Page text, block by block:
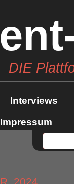
DIE
Interviews
Impressum